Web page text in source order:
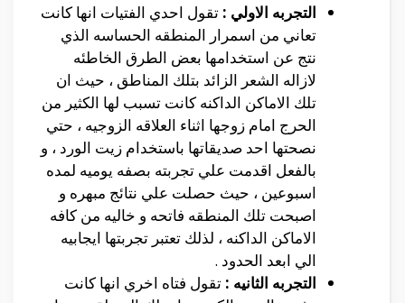
التجربه الاولي : تقول احدي الفتيات انها كانت
تعاني من اسمرار المنطقه الحساسه الذي
نتج عن استخدامها بعض الطرق الخاطئه
لازاله الشعر الزائد بتلك المناطق ، حيث ان
تلك الاماكن الداكنه كانت تسبب لها الكثير من
الحرج امام زوجها اثناء العلاقه الزوجيه ، حتي
نصحتها احد صديقاتها باستخدام زيت الورد ، و
بالفعل اقدمت علي تجربته بصفه يوميه لمده
اسبوعين ، حيث حصلت علي نتائج مبهره و
اصبحت تلك المنطقه فاتحه و خاليه من كافه
الاماكن الداكنه ، لذلك تعتبر تجربتها ايجابيه
الي ابعد الحدود .
التجربه الثانيه : تقول فتاه اخري انها كانت